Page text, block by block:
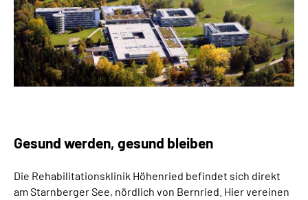
Mein Kundenportal
Gesund werden, gesund bleiben
Die Rehabilitationsklinik Höhenried befindet sich direkt
am Starnberger See, nördlich von Bernried. Hier vereinen